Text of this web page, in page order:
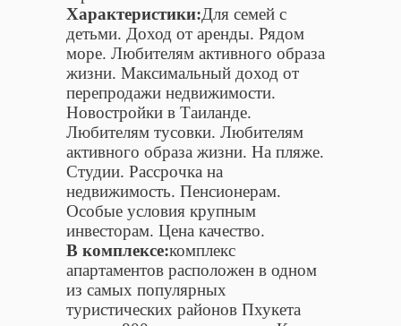
Характеристики:Для семей с
детьми. Доход от аренды. Рядом
море. Любителям активного образа
жизни. Максимальный доход от
перепродажи недвижимости.
Новостройки в Таиланде.
Любителям тусовки. Любителям
активного образа жизни. На пляже.
Студии. Рассрочка на
недвижимость. Пенсионерам.
Особые условия крупным
инвесторам. Цена качество.
В комплексе:комплекс
апартаментов расположен в одном
из самых популярных
туристических районов Пхукета